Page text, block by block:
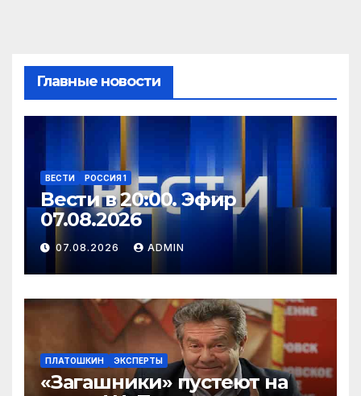
Главные новости
ВЕСТИ РОССИЯ 1
Вести в 20:00. Эфир
07.08.2026
07.08.2026 ADMIN
ПЛАТОШКИН ЭКСПЕРТЫ
«Загашники» пустеют на